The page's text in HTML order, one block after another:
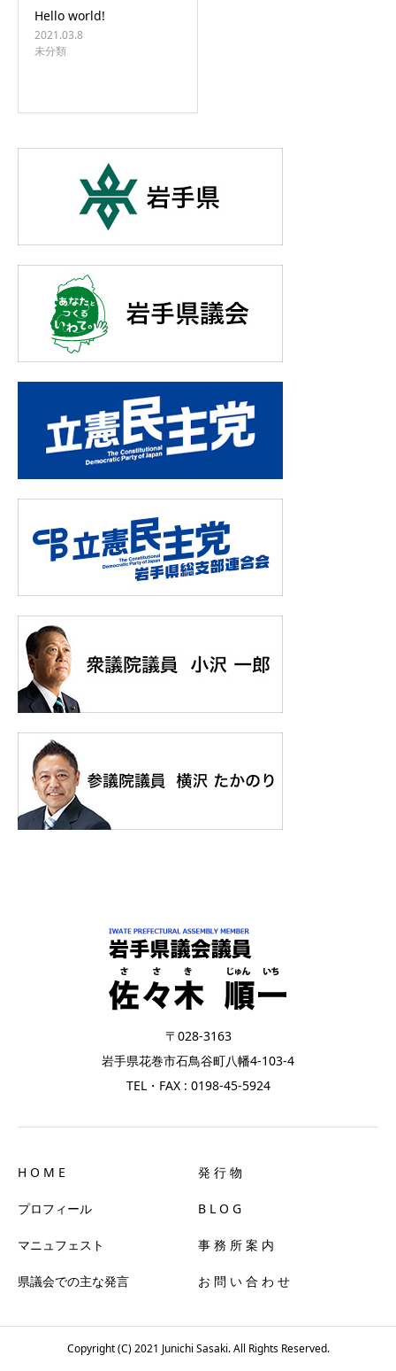
Hello world!
2021.03.8
未分類
〒028-3163
岩手県花巻市石鳥谷町八幡4-103-4
TEL・FAX : 0198-45-5924
H O M E
プロフィール
マニュフェスト
県議会での主な発言
発 行 物
B L O G
事 務 所 案 内
お 問 い 合 わ せ
Copyright (C) 2021 Junichi Sasaki. All Rights Reserved.